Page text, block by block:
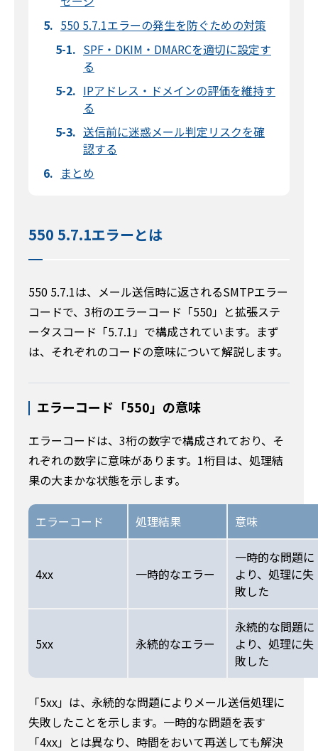
550 5.7.1エラーの発生を防ぐための対策
SPF・DKIM・DMARCを適切に設定す
る
IPアドレス・ドメインの評価を維持す
る
送信前に迷惑メール判定リスクを確
認する
まとめ
550 5.7.1エラーとは
550 5.7.1は、メール送信時に返されるSMTPエラー
コードで、3桁のエラーコード「550」と拡張ステ
ータスコード「5.7.1」で構成されています。まず
は、それぞれのコードの意味について解説します。
エラーコード「550」の意味
エラーコードは、3桁の数字で構成されており、そ
れぞれの数字に意味があります。1桁目は、処理結
果の大まかな状態を示します。
エラーコード 処理結果 意味
4xx 一時的なエラー
一時的な問題に
より、処理に失
敗した
5xx 永続的なエラー
永続的な問題に
より、処理に失
敗した
「5xx」は、永続的な問題によりメール送信処理に
失敗したことを示します。一時的な問題を表す
「4xx」とは異なり、時間をおいて再送しても解決